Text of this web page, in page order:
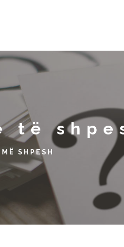
të
SHPESH